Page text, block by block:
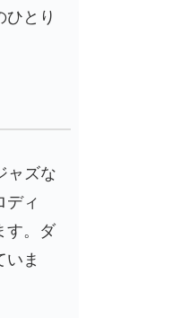
とり
ャズな
ディ
す。ダ
いま